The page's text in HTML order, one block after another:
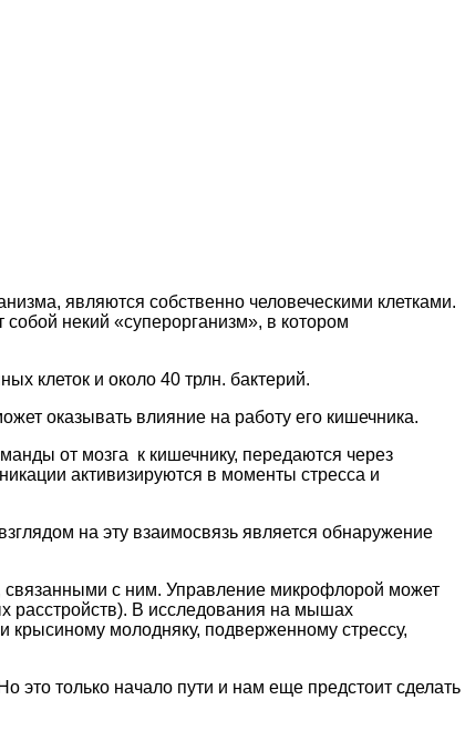
являются собственно человеческими клетками.
некий «суперорганизм», в котором
клеток и около 40 трлн. бактерий.
оказывать влияние на работу его кишечника.
от мозга к кишечнику, передаются через
активизируются в моменты стресса и
на эту взаимосвязь является обнаружение
связанными с ним. Управление микрофлорой может
расстройств). В исследования на мышах
крысиному молодняку, подверженному стрессу,
это только начало пути и нам еще предстоит сделать